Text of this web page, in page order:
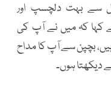
سے بہت دلچسپ اور
کہا کہ میں نے آپ کی
بچپن سے آپ کا مداح
دیکھتا ہوں۔